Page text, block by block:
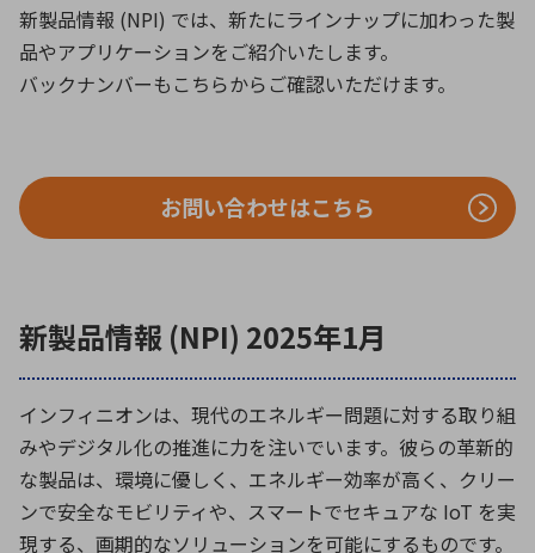
データセンタ・クラウド
ブログ｜ここから始まる最新技術
接着・接合
レーダ・衛星通信
照射
シミュレーター
環境構築・開発システム
レーザー・光学部品 組込コンピュータ
I
J K
L
M
N O
Z
新製品情報 (NPI) では、新たにラインナップに加わった製
品やアプリケーションをご紹介いたします。
バックナンバーもこちらからご確認いただけます。
お問い合わせはこちら
新製品情報 (NPI) 2025年1月
インフィニオンは、現代のエネルギー問題に対する取り組
みやデジタル化の推進に力を注いでいます。彼らの革新的
な製品は、環境に優しく、エネルギー効率が高く、クリー
ンで安全なモビリティや、スマートでセキュアな IoT を実
現する、画期的なソリューションを可能にするものです。